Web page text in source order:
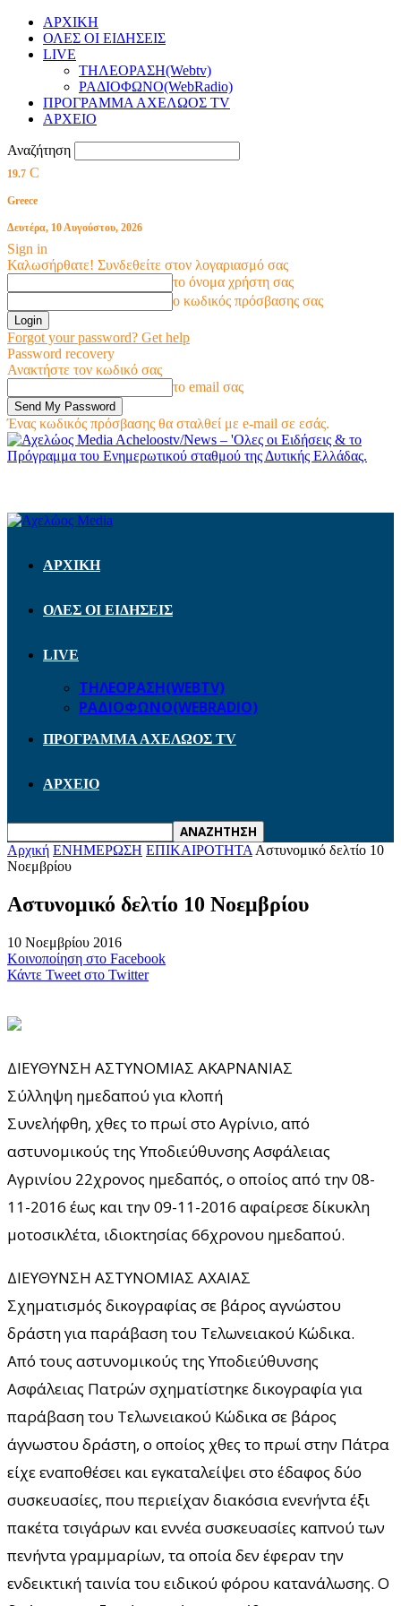
ΑΡΧΙΚΗ
ΟΛΕΣ ΟΙ ΕΙΔΗΣΕΙΣ
LIVE
ΤΗΛΕΟΡΑΣΗ(Webtv)
ΡΑΔΙΟΦΩΝΟ(WebRadio)
ΠΡΟΓΡΑΜΜΑ ΑΧΕΛΩΟΣ TV
ΑΡΧΕΙΟ
Αναζήτηση
19.7 C
Greece
Δευτέρα, 10 Αυγούστου, 2026
Sign in
Καλωσήρθατε! Συνδεθείτε στον λογαριασμό σας
το όνομα χρήστη σας
ο κωδικός πρόσβασης σας
Forgot your password? Get help
Password recovery
Ανακτήστε τον κωδικό σας
το email σας
Ένας κωδικός πρόσβασης θα σταλθεί με e-mail σε εσάς.
Acheloostv/News – 'Ολες οι Ειδήσεις & το
Πρόγραμμα του Ενημερωτικού σταθμού της Δυτικής Ελλάδας.
ΑΡΧΙΚΗ
ΟΛΕΣ ΟΙ ΕΙΔΗΣΕΙΣ
LIVE
ΤΗΛΕΟΡΑΣΗ(WEBTV)
ΡΑΔΙΟΦΩΝΟ(WEBRADIO)
ΠΡΟΓΡΑΜΜΑ ΑΧΕΛΩΟΣ TV
ΑΡΧΕΙΟ
Αρχική ΕΝΗΜΕΡΩΣΗ ΕΠΙΚΑΙΡΟΤΗΤΑ Αστυνομικό δελτίο 10
Νοεμβρίου
Αστυνομικό δελτίο 10 Νοεμβρίου
10 Νοεμβρίου 2016
Κοινοποίηση στο Facebook
Κάντε Tweet στο Twitter
ΔΙΕΥΘΥΝΣΗ ΑΣΤΥΝΟΜΙΑΣ ΑΚΑΡΝΑΝΙΑΣ
Σύλληψη ημεδαπού για κλοπή
Συνελήφθη, χθες το πρωί στο Αγρίνιο, από
αστυνομικούς της Υποδιεύθυνσης Ασφάλειας
Αγρινίου 22χρονος ημεδαπός, ο οποίος από την 08-
11-2016 έως και την 09-11-2016 αφαίρεσε δίκυκλη
μοτοσικλέτα, ιδιοκτησίας 66χρονου ημεδαπού.
ΔΙΕΥΘΥΝΣΗ ΑΣΤΥΝΟΜΙΑΣ ΑΧΑΙΑΣ
Σχηματισμός δικογραφίας σε βάρος αγνώστου
δράστη για παράβαση του Τελωνειακού Κώδικα.
Από τους αστυνομικούς της Υποδιεύθυνσης
Ασφάλειας Πατρών σχηματίστηκε δικογραφία για
παράβαση του Τελωνειακού Κώδικα σε βάρος
άγνωστου δράστη, ο οποίος χθες το πρωί στην Πάτρα
είχε εναποθέσει και εγκαταλείψει στο έδαφος δύο
συσκευασίες, που περιείχαν διακόσια ενενήντα έξι
πακέτα τσιγάρων και εννέα συσκευασίες καπνού των
πενήντα γραμμαρίων, τα οποία δεν έφεραν την
ενδεικτική ταινία του ειδικού φόρου κατανάλωσης. Ο